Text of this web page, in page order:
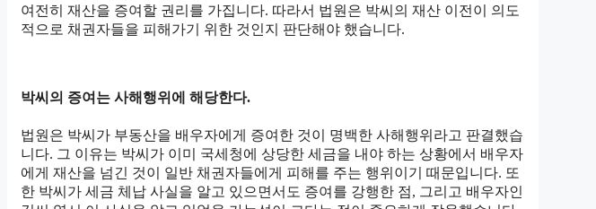
여전히 재산을 증여할 권리를 가집니다. 따라서 법원은 박씨의 재산 이전이 의도
적으로 채권자들을 피해가기 위한 것인지 판단해야 했습니다.
박씨의 증여는 사해행위에 해당한다.
법원은 박씨가 부동산을 배우자에게 증여한 것이 명백한 사해행위라고 판결했습
니다. 그 이유는 박씨가 이미 국세청에 상당한 세금을 내야 하는 상황에서 배우자
에게 재산을 넘긴 것이 일반 채권자들에게 피해를 주는 행위이기 때문입니다. 또
한 박씨가 세금 체납 사실을 알고 있으면서도 증여를 강행한 점, 그리고 배우자인